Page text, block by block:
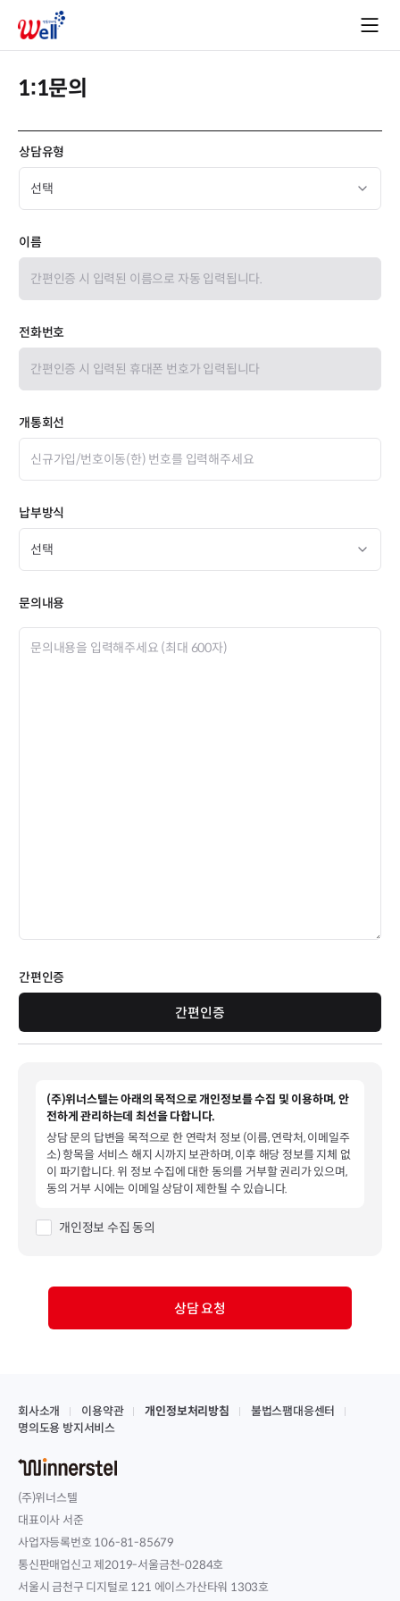
1:1문의
상담유형
이름
전화번호
개통회선
납부방식
문의내용
간편인증
간편인증
(주)위너스텔는 아래의 목적으로 개인정보를 수집 및 이용하며, 안
전하게 관리하는데 최선을 다합니다.
상담 문의 답변을 목적으로 한 연락처 정보 (이름, 연락처, 이메일주
소) 항목을 서비스 해지 시까지 보관하며, 이후 해당 정보를 지체 없
이 파기합니다. 위 정보 수집에 대한 동의를 거부할 권리가 있으며,
동의 거부 시에는 이메일 상담이 제한될 수 있습니다.
개인정보 수집 동의
상담 요청
회사소개 이용약관 개인정보처리방침
불법스팸대응센터
명의도용 방지서비스
(주)위너스텔
대표이사 서준
사업자등록번호 106-81-85679
통신판매업신고 제2019-서울금천-0284호
서울시 금천구 디지털로 121 에이스가산타워 1303호